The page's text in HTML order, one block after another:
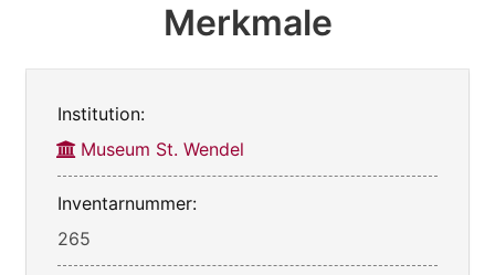
Merkmale
Institution:
Museum St. Wendel
Inventarnummer:
265